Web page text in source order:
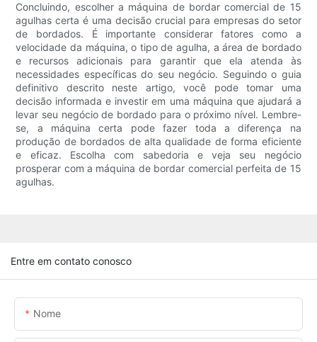
Concluindo, escolher a máquina de bordar comercial de 15
agulhas certa é uma decisão crucial para empresas do setor
de bordados. É importante considerar fatores como a
velocidade da máquina, o tipo de agulha, a área de bordado
e recursos adicionais para garantir que ela atenda às
necessidades específicas do seu negócio. Seguindo o guia
definitivo descrito neste artigo, você pode tomar uma
decisão informada e investir em uma máquina que ajudará a
levar seu negócio de bordado para o próximo nível. Lembre-
se, a máquina certa pode fazer toda a diferença na
produção de bordados de alta qualidade de forma eficiente
e eficaz. Escolha com sabedoria e veja seu negócio
prosperar com a máquina de bordar comercial perfeita de 15
agulhas.
Entre em contato conosco
Nome